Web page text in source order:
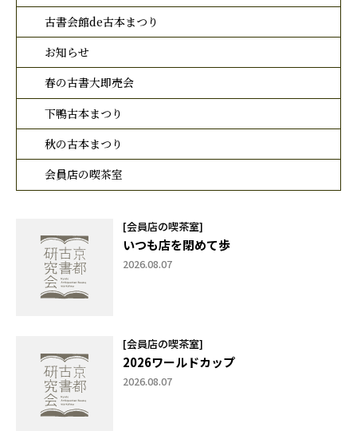
古書会館de古本まつり
お知らせ
春の古書大即売会
下鴨古本まつり
秋の古本まつり
会員店の喫茶室
[会員店の喫茶室]
いつも店を閉めて歩
2026.08.07
[会員店の喫茶室]
2026ワールドカップ
2026.08.07